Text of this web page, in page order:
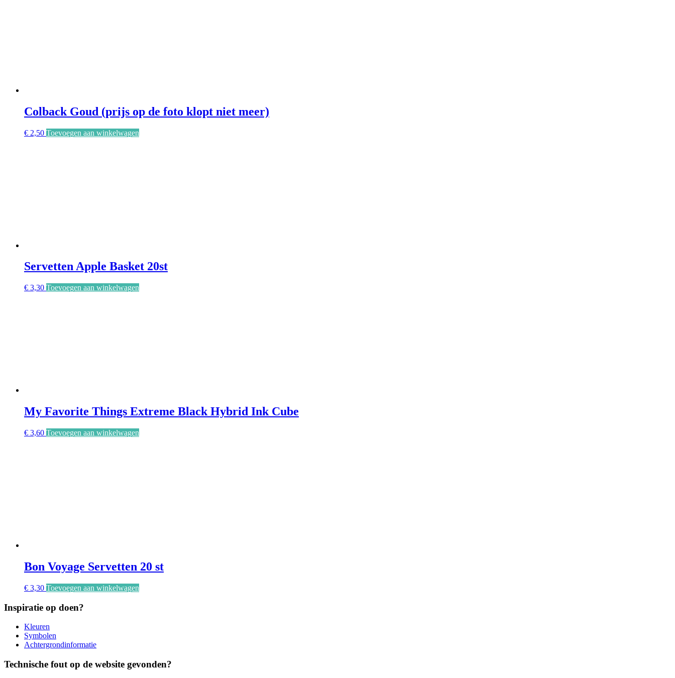
Colback Goud (prijs op de foto klopt niet meer)
€ 2,50 Toevoegen aan winkelwagen
Servetten Apple Basket 20st
€ 3,30 Toevoegen aan winkelwagen
My Favorite Things Extreme Black Hybrid Ink Cube
€ 3,60 Toevoegen aan winkelwagen
Bon Voyage Servetten 20 st
€ 3,30 Toevoegen aan winkelwagen
Inspiratie op doen?
Kleuren
Symbolen
Achtergrondinformatie
Technische fout op de website gevonden?